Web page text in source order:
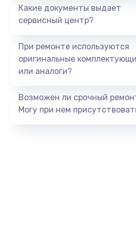
Восстановление
Заказать
1060 руб.
Какие документы выдает
сервисный центр?
При ремонте используются
оригинальные
или аналоги?
Возможен ли срочный
Могу при нем